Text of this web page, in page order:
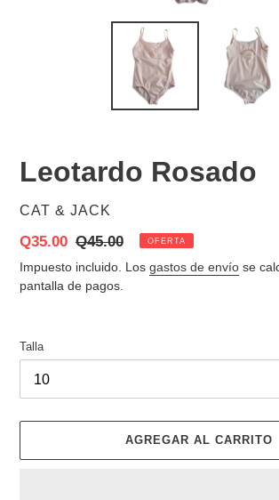
Leotardo Rosado
PROVEEDOR
CAT & JACK
Precio
de
venta
Q35.00 Precio
habitual
Q45.00 OFERTA
Impuesto incluido. Los gastos de envío se
pantalla de pagos.
Talla
AGREGAR AL CARRITO